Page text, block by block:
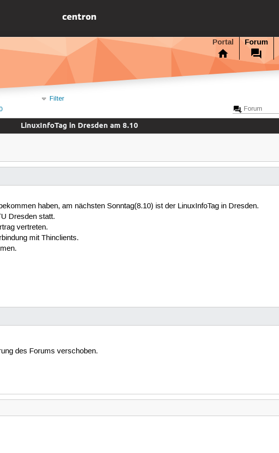
Portal Forum
Filter
LinuxInfoTag in Dresden am 8.10
haben, am nächsten Sonntag(8.10) ist der LinuxInfoTag in Dresden.
Dresden statt.
vertreten.
mit Thinclients.
des Forums verschoben.